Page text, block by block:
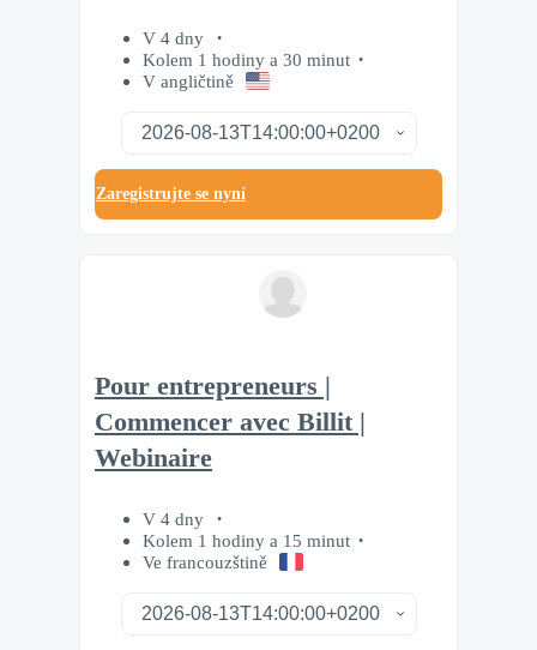
V 4 dny
Kolem 1 hodiny a 30 minut
V angličtině
Zaregistrujte se nyní
Pour entrepreneurs |
Commencer avec Billit |
Webinaire
V 4 dny
Kolem 1 hodiny a 15 minut
Ve francouzštině